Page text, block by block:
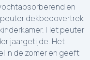
en
dekbedovertrek
Het peuter
jaargetijde. Het
in de zomer en geeft